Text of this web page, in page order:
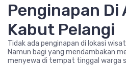
Penginapan Di
Kabut Pelangi
Tidak ada penginapan di lokasi
Namun bagi yang mendambakan
menyewa di tempat tinggal warga